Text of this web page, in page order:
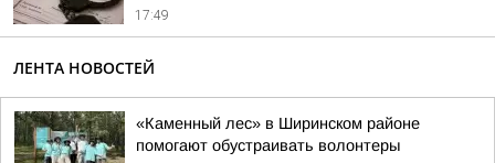
17:49
ЛЕНТА НОВОСТЕЙ
«Каменный лес» в Ширинском районе
помогают обустраивать волонтеры